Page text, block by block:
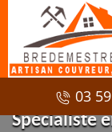
03
Spécialiste